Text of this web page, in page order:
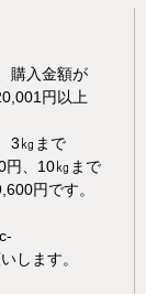
購入金額が
円以上
3㎏まで
円、10㎏まで
円です。
します。